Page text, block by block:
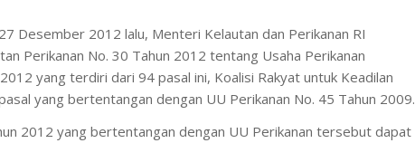
Desember 2012 lalu, Menteri Kelautan dan Perikanan RI
Perikanan No. 30 Tahun 2012 tentang Usaha Perikanan
yang terdiri dari 94 pasal ini, Koalisi Rakyat untuk Keadilan
yang bertentangan dengan UU Perikanan No. 45 Tahun 2009.
2012 yang bertentangan dengan UU Perikanan tersebut dapat